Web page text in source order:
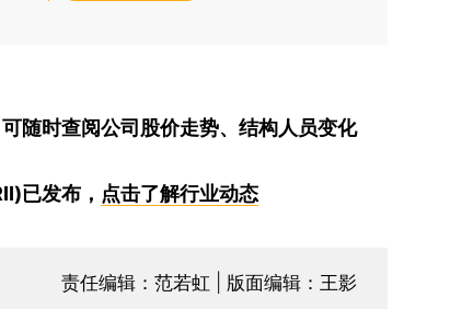
可随时查阅公司股价走势、结构人员变化
已发布， 点击了解行业动态
责任编辑：范若虹 | 版面编辑：王影